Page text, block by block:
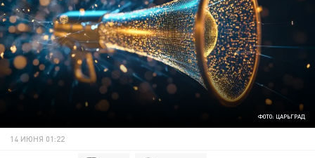
ФОТО: ЦАРЬГРАД
14 ИЮНЯ 01:22